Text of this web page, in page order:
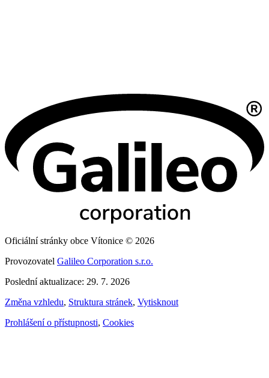
Oficiální stránky obce Vítonice © 2026
Provozovatel Galileo Corporation s.r.o.
Poslední aktualizace: 29. 7. 2026
Změna vzhledu, Struktura stránek, Vytisknout
Prohlášení o přístupnosti, Cookies